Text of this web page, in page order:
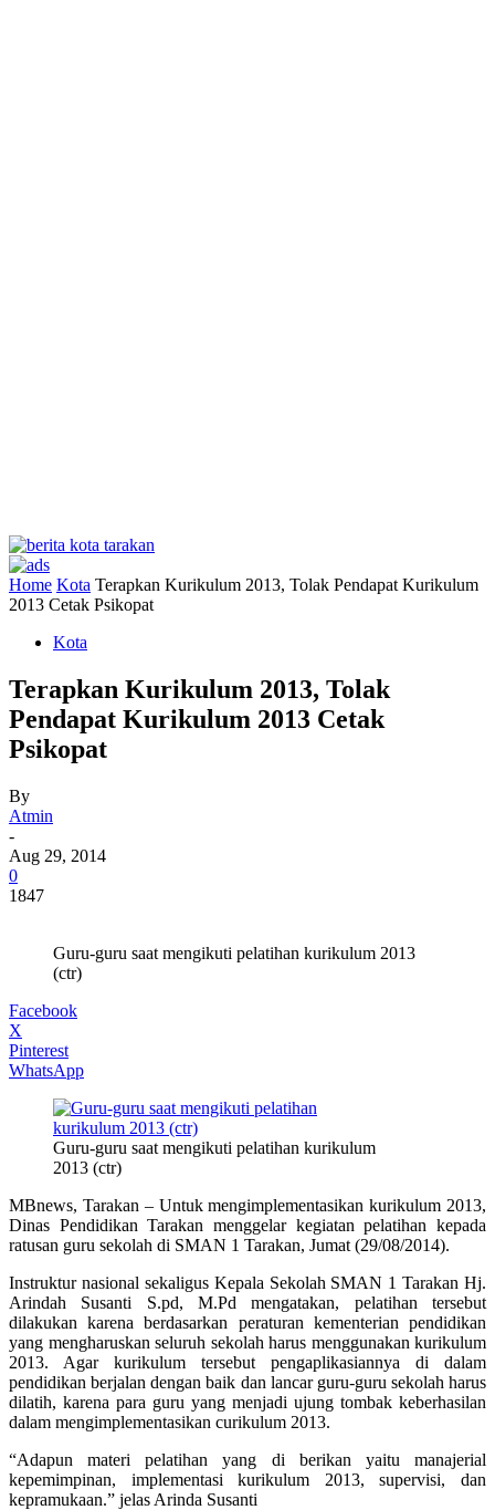
Home Kota Terapkan Kurikulum 2013, Tolak Pendapat Kurikulum
2013 Cetak Psikopat
Kota
Terapkan Kurikulum 2013, Tolak
Pendapat Kurikulum 2013 Cetak
Psikopat
By
Atmin
-
Aug 29, 2014
0
1847
Guru-guru saat mengikuti pelatihan kurikulum 2013
(ctr)
Facebook
X
Pinterest
WhatsApp
Guru-guru saat mengikuti pelatihan kurikulum
2013 (ctr)
MBnews, Tarakan – Untuk mengimplementasikan kurikulum 2013,
Dinas Pendidikan Tarakan menggelar kegiatan pelatihan kepada
ratusan guru sekolah di SMAN 1 Tarakan, Jumat (29/08/2014).
Instruktur nasional sekaligus Kepala Sekolah SMAN 1 Tarakan Hj.
Arindah Susanti S.pd, M.Pd mengatakan, pelatihan tersebut
dilakukan karena berdasarkan peraturan kementerian pendidikan
yang mengharuskan seluruh sekolah harus menggunakan kurikulum
2013. Agar kurikulum tersebut pengaplikasiannya di dalam
pendidikan berjalan dengan baik dan lancar guru-guru sekolah harus
dilatih, karena para guru yang menjadi ujung tombak keberhasilan
dalam mengimplementasikan curikulum 2013.
“Adapun materi pelatihan yang di berikan yaitu manajerial
kepemimpinan, implementasi kurikulum 2013, supervisi, dan
kepramukaan.” jelas Arinda Susanti